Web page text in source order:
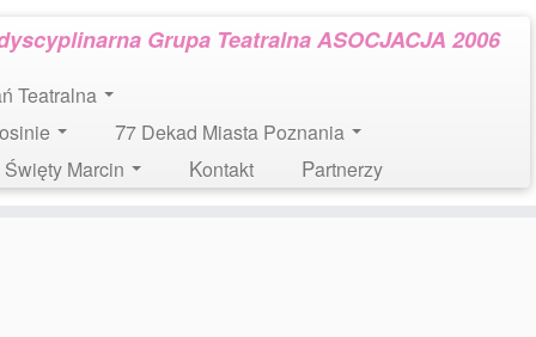
Grupa Teatralna ASOCJACJA 2006
Teatralna
77 Dekad Miasta Poznania
Święty Marcin
Kontakt Partnerzy